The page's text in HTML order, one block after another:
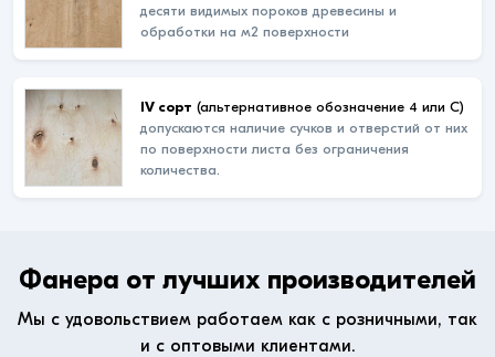
десяти видимых пороков древесины и
обработки на м2 поверхности
IV сорт (альтернативное обозначение 4 или С)
допускаются наличие сучков и отверстий от них
по поверхности листа без ограничения
количества.
Фанера от лучших производителей
Мы с удовольствием работаем как с розничными, так
и с оптовыми клиентами.